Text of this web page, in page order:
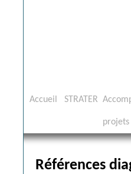
Aller
contenu
Accueil STRATER
projets
Références